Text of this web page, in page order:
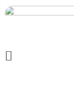
Previous